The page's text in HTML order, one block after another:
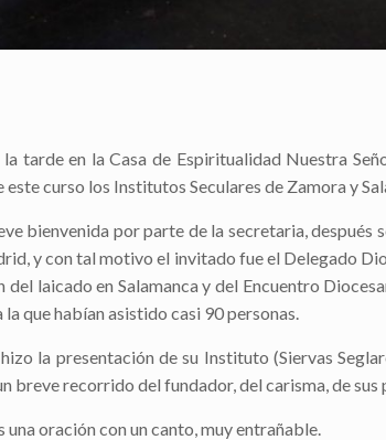
tarde en la Casa de Espiritualidad Nuestra
curso los Institutos Seculares de Zamora y
bienvenida por parte de la secretaria, después
y con tal motivo el invitado fue el Delegado
laicado en Salamanca y del Encuentro
que habían asistido casi 90 personas.
la presentación de su Instituto (Siervas
breve recorrido del fundador, del carisma, de sus
oración con un canto, muy entrañable.